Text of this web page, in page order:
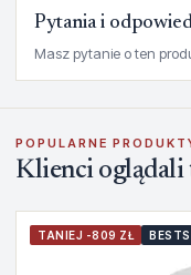
Pytania i
Masz pytanie o ten
POPULARNE
Klienci oglądali
TANIEJ -809 ZŁ